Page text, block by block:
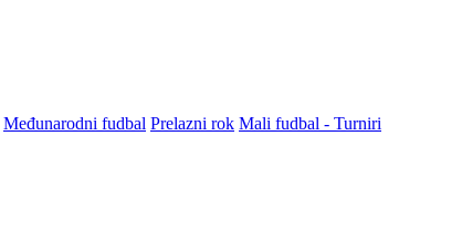
Međunarodni fudbal Prelazni rok Mali fudbal - Turniri